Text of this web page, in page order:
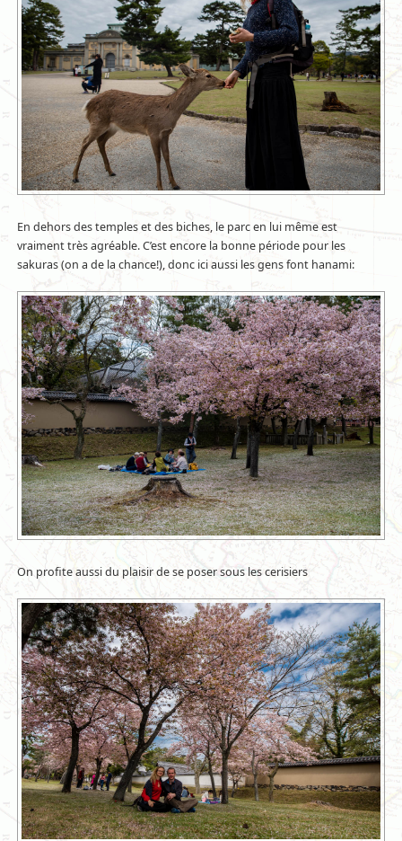
En dehors des temples et des biches, le parc en lui même est
vraiment très agréable. C’est encore la bonne période pour les
sakuras (on a de la chance!), donc ici aussi les gens font hanami:
On profite aussi du plaisir de se poser sous les cerisiers